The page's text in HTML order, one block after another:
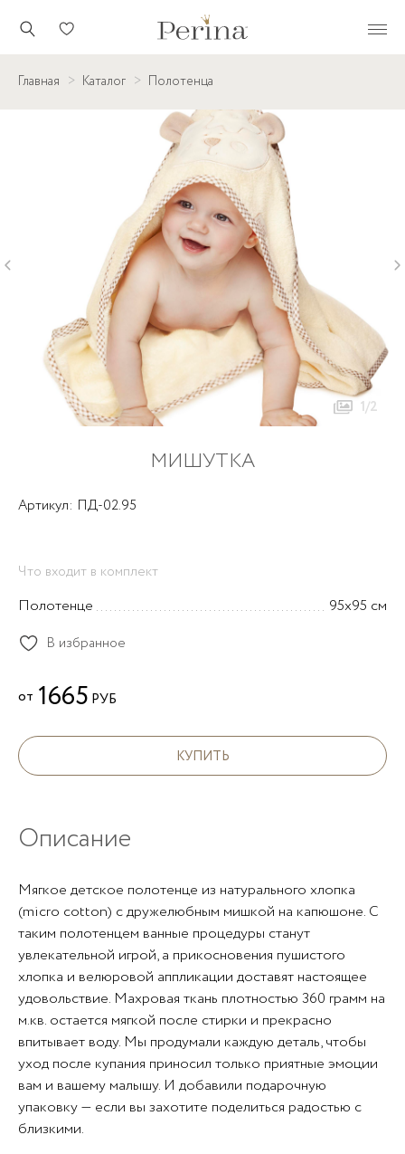
Главная Каталог Полотенца
1/2
МИШУТКА
Артикул: ПД-02.95
Что входит в комплект
Полотенце 95х95 см
В избранное
от 1665 РУБ
КУПИТЬ
Описание
Мягкое детское полотенце из натурального хлопка
(micro cotton) с дружелюбным мишкой на капюшоне. С
таким полотенцем ванные процедуры станут
увлекательной игрой, а прикосновения пушистого
хлопка и велюровой аппликации доставят настоящее
удовольствие. Махровая ткань плотностью 360 грамм на
м.кв. остается мягкой после стирки и прекрасно
впитывает воду. Мы продумали каждую деталь, чтобы
уход после купания приносил только приятные эмоции
вам и вашему малышу. И добавили подарочную
упаковку — если вы захотите поделиться радостью с
близкими.